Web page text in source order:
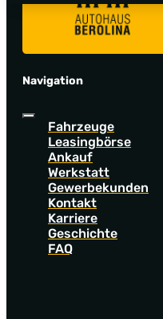
Navigation
Fahrzeuge
Leasingbörse
Ankauf
Werkstatt
Gewerbekunden
Kontakt
Karriere
Geschichte
FAQ